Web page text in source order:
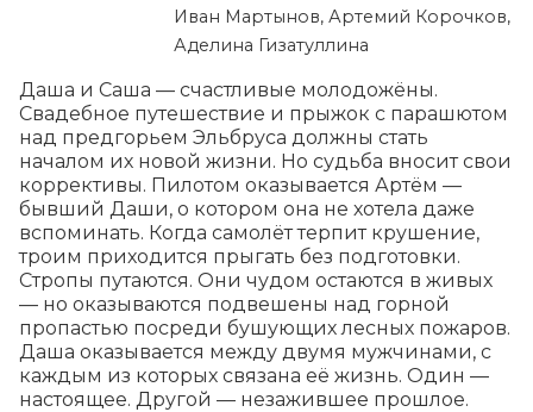
Иван Мартынов, Артемий Корочков,
Аделина Гизатуллина
Даша и Саша — счастливые молодожёны.
Свадебное путешествие и прыжок с парашютом
над предгорьем Эльбруса должны стать
началом их новой жизни. Но судьба вносит свои
коррективы. Пилотом оказывается Артём —
бывший Даши, о котором она не хотела даже
вспоминать. Когда самолёт терпит крушение,
троим приходится прыгать без подготовки.
Стропы путаются. Они чудом остаются в живых
— но оказываются подвешены над горной
пропастью посреди бушующих лесных пожаров.
Даша оказывается между двумя мужчинами, с
каждым из которых связана её жизнь. Один —
настоящее. Другой — незажившее прошлое.